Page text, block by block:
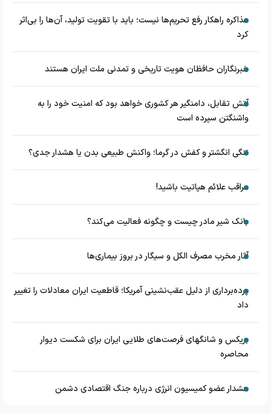
مذاکره راهکار رفع تحریم‌ها نیست؛ باید با تقویت تولید، آن‌ها را بی‌اثر
کرد
خبرنگاران حافظان هویت تاریخی و تمدنی ملت ایران هستند
آتش تقابل، دامنگیر هر کشوری خواهد بود که امنیت خود را به
واشنگتن سپرده است
تنگی انگشتر و کفش در گرما؛ واکنش طبیعی بدن یا هشدار جدی؟
مراقب علائم هپاتیت باشید!
بانک شیر مادر چیست و چگونه فعالیت می‌کند؟
آثار مخرب مصرف الکل و سیگار در بروز بیماری‌ها
پرده‌برداری از دلیل عقب‌نشینی آمریکا؛ قاطعیت ایران معادلات را تغییر
داد
بریکس و شانگهای فرصت‌های طلایی ایران برای شکست دیوار
محاصره
هشدار عضو کمیسیون انرژی درباره جنگ اقتصادی دشمن